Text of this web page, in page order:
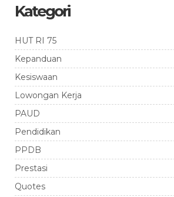
Kategori
HUT RI 75
Kepanduan
Kesiswaan
Lowongan Kerja
PAUD
Pendidikan
PPDB
Prestasi
Quotes